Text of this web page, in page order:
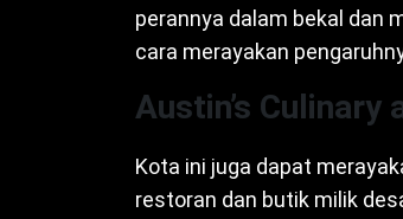
perannya dalam bekal dan
cara merayakan
Austin’s
Kota ini juga dapat
restoran dan butik milik